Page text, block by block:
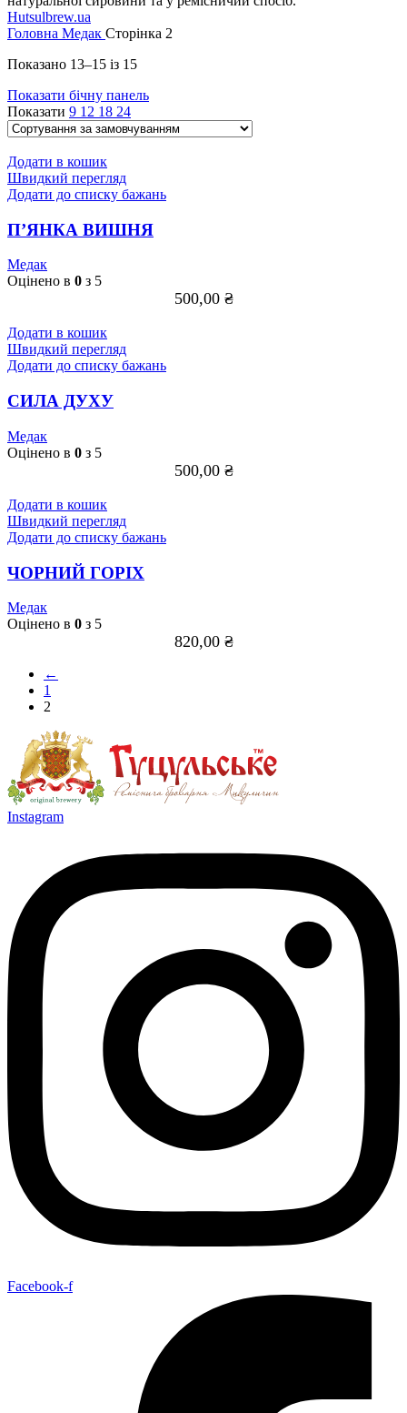
Hutsulbrew.ua
Головна Медак Сторінка 2
Показано 13–15 із 15
Показати бічну панель
Показати 9 12 18 24
Додати в кошик
Швидкий перегляд
Додати до списку бажань
П’ЯНКА ВИШНЯ
Медак
Оцінено в 0 з 5
500,00 ₴
Додати в кошик
Швидкий перегляд
Додати до списку бажань
СИЛА ДУХУ
Медак
Оцінено в 0 з 5
500,00 ₴
Додати в кошик
Швидкий перегляд
Додати до списку бажань
ЧОРНИЙ ГОРІХ
Медак
Оцінено в 0 з 5
820,00 ₴
←
1
2
Instagram
Facebook-f